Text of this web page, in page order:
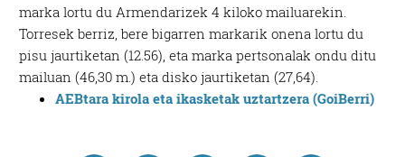
marka lortu du Armendarizek 4 kiloko mailuarekin.
Torresek berriz, bere bigarren markarik onena lortu du
pisu jaurtiketan (12.56), eta marka pertsonalak ondu ditu
mailuan (46,30 m.) eta disko jaurtiketan (27,64).
AEBtara kirola eta ikasketak uztartzera (GoiBerri)